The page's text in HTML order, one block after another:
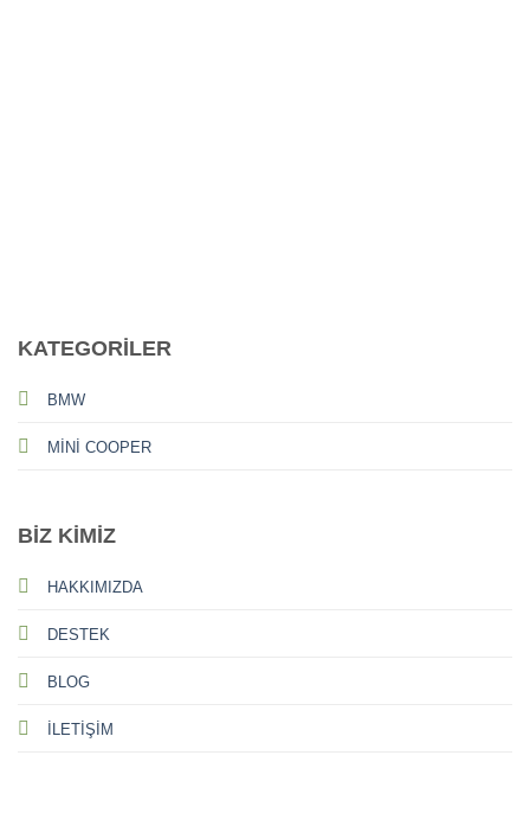
KATEGORİLER
BMW
MİNİ COOPER
BİZ KİMİZ
HAKKIMIZDA
DESTEK
BLOG
İLETİŞİM